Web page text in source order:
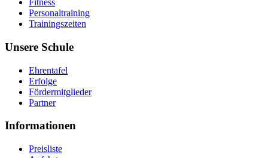
Fitness
Personaltraining
Trainingszeiten
Unsere Schule
Ehrentafel
Erfolge
Fördermitglieder
Partner
Informationen
Preisliste